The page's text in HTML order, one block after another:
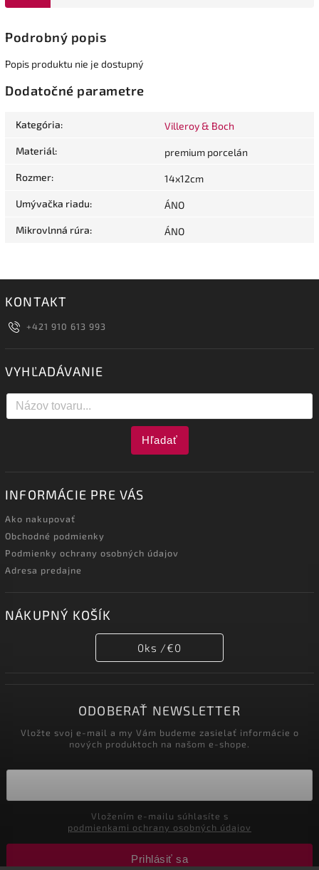
Podrobný popis
Popis produktu nie je dostupný
Dodatočné parametre
Kategória: Villeroy & Boch
Materiál: premium porcelán
Rozmer: 14x12cm
Umývačka riadu: ÁNO
Mikrovlnná rúra: ÁNO
KONTAKT
+421 910 613 993
VYHĽADÁVANIE
Hľadať
INFORMÁCIE PRE VÁS
Ako nakupovať
Obchodné podmienky
Podmienky ochrany osobných údajov
Adresa predajne
NÁKUPNÝ KOŠÍK
0ks /€0
ODOBERAŤ NEWSLETTER
Vložte svoj e-mail a my Vám budeme zasielať informácie o
nových produktoch na našom e-shope.
podmienkami ochrany osobných údajov
Prihlásiť sa